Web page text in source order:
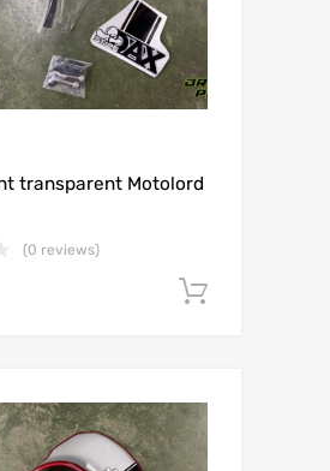
transparent Motolord
(0 reviews)